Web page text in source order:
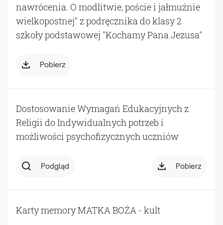
nawrócenia. O modlitwie, poście i jałmużnie
wielkopostnej" z podręcznika do klasy 2
szkoły podstawowej "Kochamy Pana Jezusa"
Pobierz
Dostosowanie Wymagań Edukacyjnych z
Religii do Indywidualnych potrzeb i
możliwości psychofizycznych uczniów
Podgląd Pobierz
Karty memory MATKA BOŻA - kult